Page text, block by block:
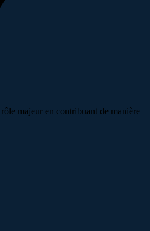
majeur en contribuant de manière